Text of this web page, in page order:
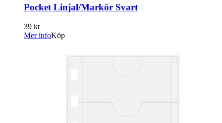
Pocket Linjal/Markör Svart
39 kr
Mer infoKöp